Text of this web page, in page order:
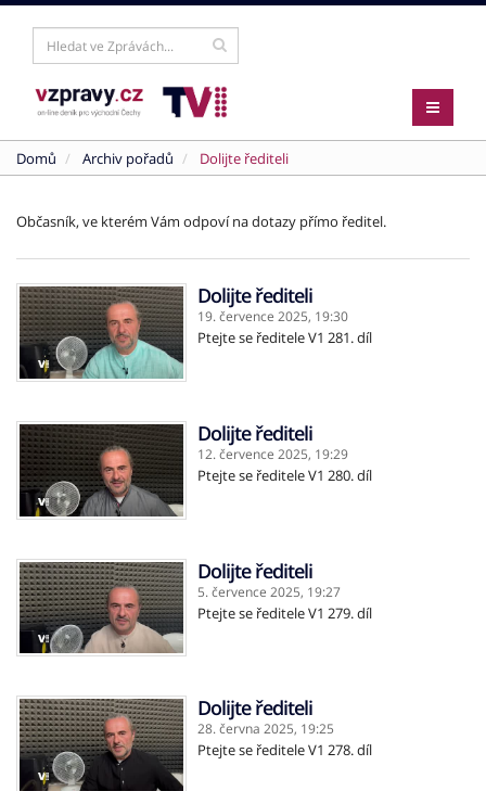
Domů Archiv pořadů Dolijte řediteli
Občasník, ve kterém Vám odpoví na dotazy přímo ředitel.
Dolijte řediteli
19. července 2025, 19:30
Ptejte se ředitele V1 281. díl
Dolijte řediteli
12. července 2025, 19:29
Ptejte se ředitele V1 280. díl
Dolijte řediteli
5. července 2025, 19:27
Ptejte se ředitele V1 279. díl
Dolijte řediteli
28. června 2025, 19:25
Ptejte se ředitele V1 278. díl